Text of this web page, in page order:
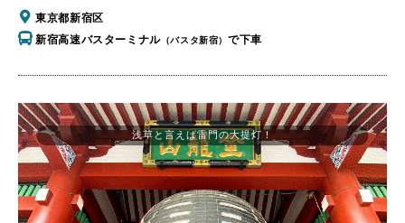
東京都新宿区
新宿高速バスターミナル（バスタ新宿） で下車
浅草と言えば雷門の大提灯！